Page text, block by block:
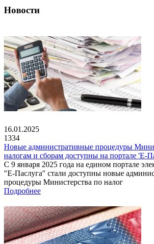
Новости
16.01.2025
1334
Новые административные процедуры
налогам и сборам доступны на портале 'Е-
С 9 января 2025 года на едином портале
"Е-Паслуга" стали доступны новые
процедуры Министерства по налог
Подробнее